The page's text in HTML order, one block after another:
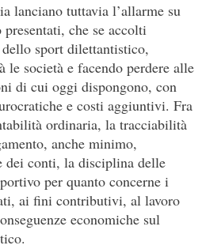
lanciano tuttavia l’allarme su
che se accolti
sport dilettantistico,
società e facendo perdere alle
di cui oggi dispongono, con
e costi aggiuntivi. Fra
ordinaria, la tracciabilità
anche minimo,
dei conti, la disciplina delle
per quanto concerne i
ai fini contributivi, al lavoro
economiche sul